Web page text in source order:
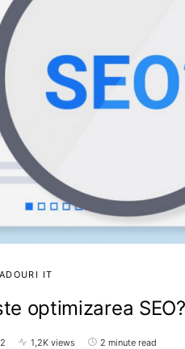
IT
optimizarea SEO?
1,2K views 2 minute read